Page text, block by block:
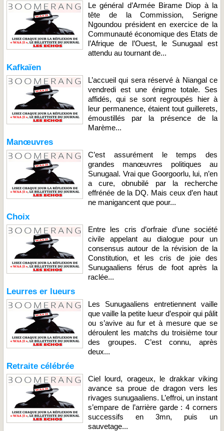
Le général d’Armée Birame Diop à la
tête de la Commission, Serigne
Ngoundou président en exercice de la
Communauté économique des Etats de
l’Afrique de l’Ouest, le Sunugaal est
attendu au tournant de...
Kafkaïen
L’accueil qui sera réservé à Niangal ce
vendredi est une énigme totale. Ses
affidés, qui se sont regroupés hier à
leur permanence, étaient tout guillerets,
émoustillés par la présence de la
Marème...
Manœuvres
C’est assurément le temps des
grandes manœuvres politiques au
Sunugaal. Vrai que Goorgoorlu, lui, n’en
a cure, obnubilé par la recherche
effrénée de la DQ. Mais ceux d’en haut
ne manigancent que pour...
Choix
Entre les cris d’orfraie d’une société
civile appelant au dialogue pour un
consensus autour de la révision de la
Constitution, et les cris de joie des
Sunugaaliens férus de foot après la
raclée...
Leurres er lueurs
Les Sunugaaliens entretiennent vaille
que vaille la petite lueur d’espoir qui pâlit
ou s’avive au fur et à mesure que se
déroulent les matchs du troisième tour
des groupes. C’est connu, après
deux...
Retraite célébrée
Ciel lourd, orageux, le drakkar viking
avance sa proue de dragon vers les
rivages sunugaaliens. L’effroi, un instant
s’empare de l’arrière garde : 4 corners
successifs en 3mn, puis un
sauvetage...